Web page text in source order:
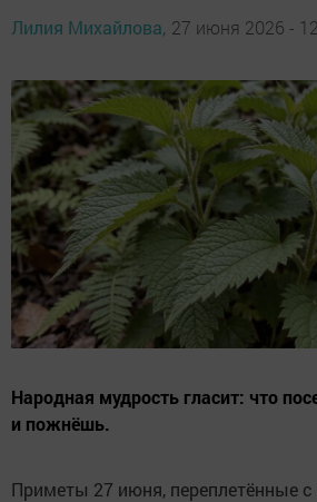
Лилия Михайлова, 27 июня 2026 -
Народная мудрость гласит: что
и пожнёшь.
Приметы 27 июня, переплетённые с